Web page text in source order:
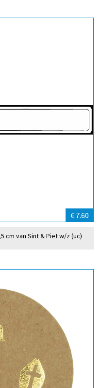
€ 7.60
cm van Sint & Piet w/z (uc)